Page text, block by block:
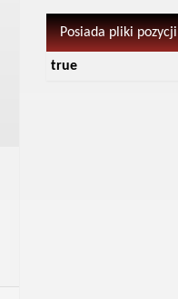
Posiada pliki pozycji
true